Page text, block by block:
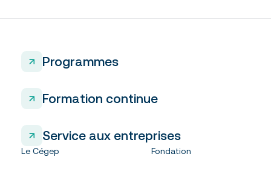
Programmes
Formation continue
Service aux entreprises
Le Cégep Fondation